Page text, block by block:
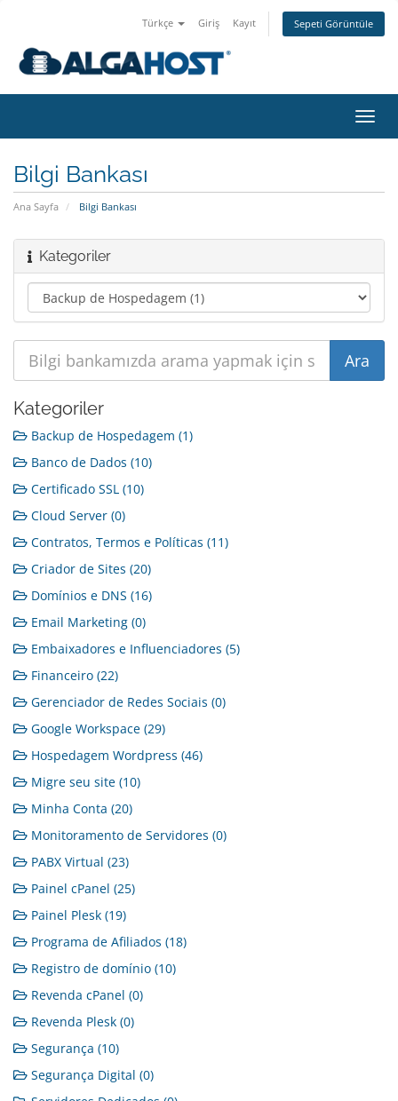
Türkçe Giriş Kayıt Sepeti Görüntüle
Bilgi Bankası
Ana Sayfa Bilgi Bankası
Kategoriler
Kategoriler
Backup de Hospedagem (1)
Banco de Dados (10)
Certificado SSL (10)
Cloud Server (0)
Contratos, Termos e Políticas (11)
Criador de Sites (20)
Domínios e DNS (16)
Email Marketing (0)
Embaixadores e Influenciadores (5)
Financeiro (22)
Gerenciador de Redes Sociais (0)
Google Workspace (29)
Hospedagem Wordpress (46)
Migre seu site (10)
Minha Conta (20)
Monitoramento de Servidores (0)
PABX Virtual (23)
Painel cPanel (25)
Painel Plesk (19)
Programa de Afiliados (18)
Registro de domínio (10)
Revenda cPanel (0)
Revenda Plesk (0)
Segurança (10)
Segurança Digital (0)